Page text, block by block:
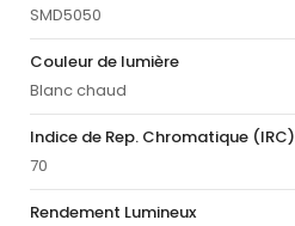
SMD5050
Couleur de lumière
Blanc chaud
Indice de Rep. Chromatique (IRC)
70
Rendement Lumineux